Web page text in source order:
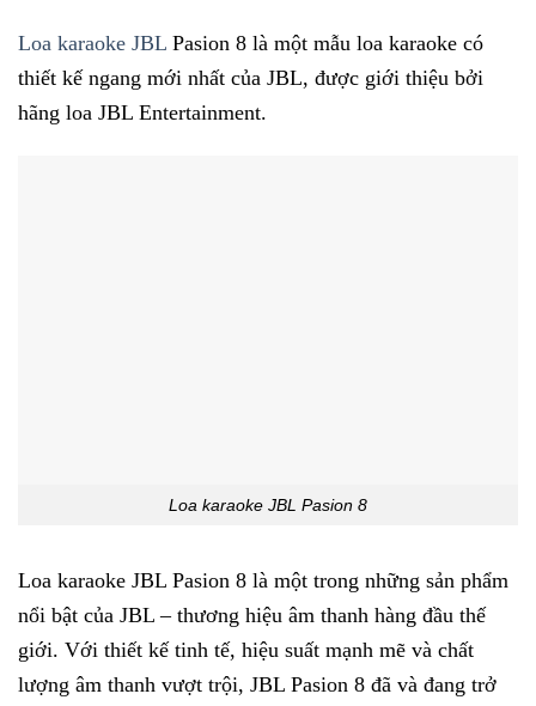
Loa karaoke JBL Pasion 8 là một mẫu loa karaoke có
thiết kế ngang mới nhất của JBL, được giới thiệu bởi
hãng loa JBL Entertainment.
Loa karaoke JBL Pasion 8
Loa karaoke JBL Pasion 8 là một trong những sản phẩm
nổi bật của JBL – thương hiệu âm thanh hàng đầu thế
giới. Với thiết kế tinh tế, hiệu suất mạnh mẽ và chất
lượng âm thanh vượt trội, JBL Pasion 8 đã và đang trở